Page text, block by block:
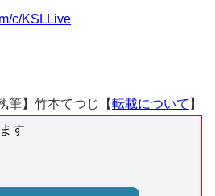
c/KSLLive
筆】竹本てつじ【転載について 】
す